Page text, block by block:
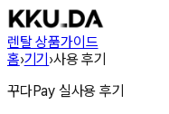
렌탈 상품가이드
홈›기기›사용 후기
꾸다Pay 실사용 후기